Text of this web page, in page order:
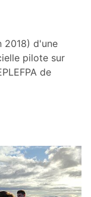
2018) d'une
pilote sur
de